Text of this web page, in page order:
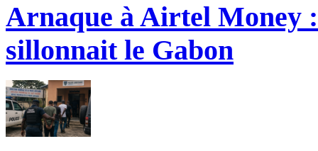
Arnaque à Airtel Money
sillonnait le Gabon